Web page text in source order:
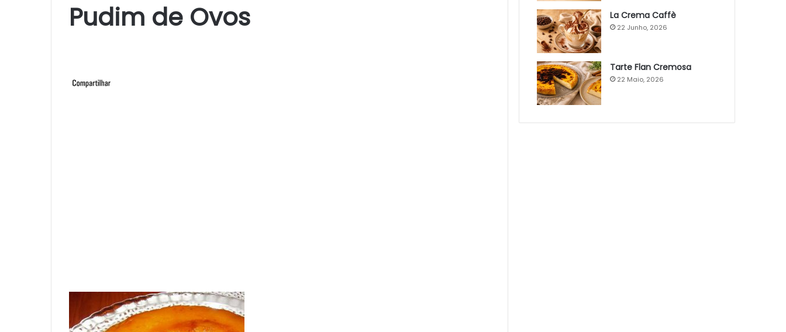
Pudim de Ovos La Crema Caffè
22 Junho, 2026
Tarte Flan Cremosa
22 Maio, 2026